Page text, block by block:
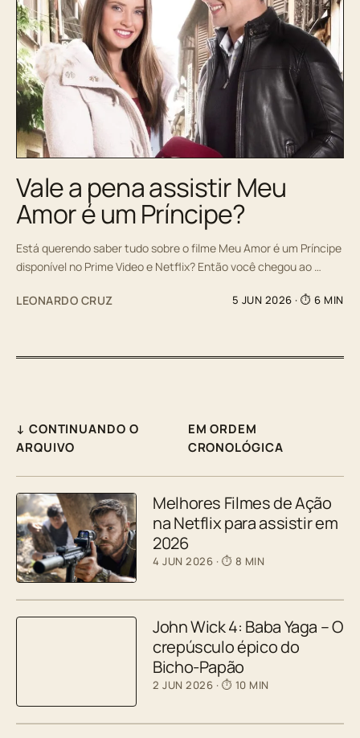
Vale a pena assistir Meu
Amor é um Príncipe?
Está querendo saber tudo sobre o filme Meu Amor é um Príncipe
disponível no Prime Video e Netflix? Então você chegou ao …
LEONARDO CRUZ 5 JUN 2026 · ⏱ 6 MIN
↓ CONTINUANDO O
ARQUIVO
EM ORDEM
CRONOLÓGICA
Melhores Filmes de Ação
na Netflix para assistir em
2026
4 JUN 2026 · ⏱ 8 MIN
John Wick 4: Baba Yaga – O
crepúsculo épico do
Bicho-Papão
2 JUN 2026 · ⏱ 10 MIN